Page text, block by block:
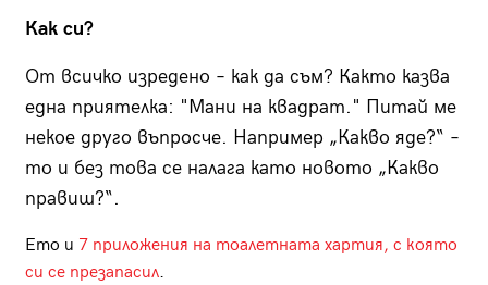
Как си?
От всичко изредено – как да съм? Както казва
една приятелка: "Мани на квадрат." Питай ме
некое друго въпросче. Например „Какво яде?“ –
то и без това се налага като новото „Какво
правиш?“.
Ето и 7 приложения на тоалетната хартия, с която
си се презапасил.